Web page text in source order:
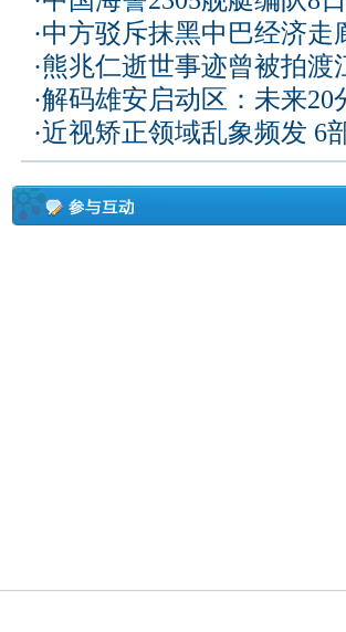
·中方驳斥抹黑中巴经济
·熊兆仁逝世事迹曾被拍渡
·解码雄安启动区：未来20
·近视矫正领域乱象频发 6